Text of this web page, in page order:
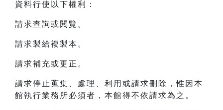
資料行使以下權利：
請求查詢或閱覽。
請求製給複製本。
請求補充或更正。
請求停止蒐集、處理、利用或請求刪除，惟因本
館執行業務所必須者，本館得不依請求為之。